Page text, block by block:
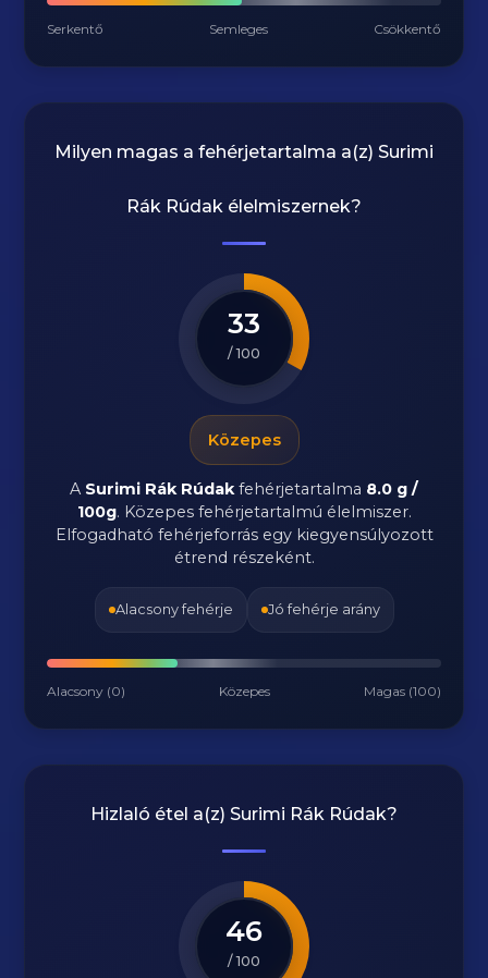
Serkentő Semleges Csökkentő
Milyen magas a fehérjetartalma a(z) Surimi
Rák Rúdak élelmiszernek?
33
/ 100
Közepes
A Surimi Rák Rúdakfehérjetartalma 8.0 g /
100g. Közepes fehérjetartalmú élelmiszer.
Elfogadható fehérjeforrás egy kiegyensúlyozott
étrend részeként.
Alacsony fehérje Jó fehérje arány
Alacsony (0) Közepes Magas (100)
Hizlaló étel a(z) Surimi Rák Rúdak?
46
/ 100